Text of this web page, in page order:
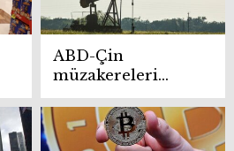
ABD-Çin
müzakereleri
petrolü salladı:
Brent ve WTI’de
hafif düşüş